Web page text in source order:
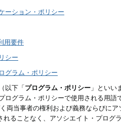
ーション・ポリシー
用要件
シー
グラム・ポリシー
以下「プログラム・ポリシー 」といい
ログラム・ポリシーで使用される用
両当事者の権利および義務ならびに
ることなく、アソシエイト・プロ